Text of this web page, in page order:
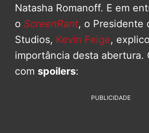
Natasha Romanoff. E em
o ScreenRant, o Presidente
Studios, Kevin Feige,
importância desta abertura.
com spoilers:
PUBLICIDADE